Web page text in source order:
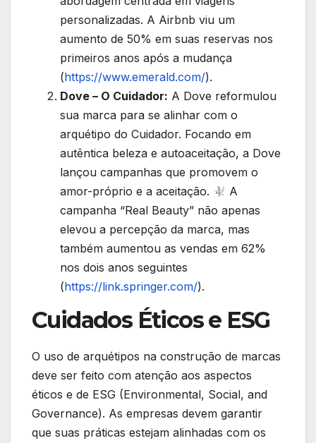
personalizadas. A Airbnb viu um
aumento de 50% em suas reservas nos
primeiros anos após a mudança
(https://www.emerald.com/).
Dove – O Cuidador: A Dove reformulou
sua marca para se alinhar com o
arquétipo do Cuidador. Focando em
autêntica beleza e autoaceitação, a Dove
lançou campanhas que promovem o
amor-próprio e a aceitação.
A
campanha “Real Beauty” não apenas
elevou a percepção da marca, mas
também aumentou as vendas em 62%
nos dois anos seguintes
(https://link.springer.com/).
Cuidados Éticos e ESG
O uso de arquétipos na construção de marcas
deve ser feito com atenção aos aspectos
éticos e de ESG (Environmental, Social, and
Governance). As empresas devem garantir
que suas práticas estejam alinhadas com os